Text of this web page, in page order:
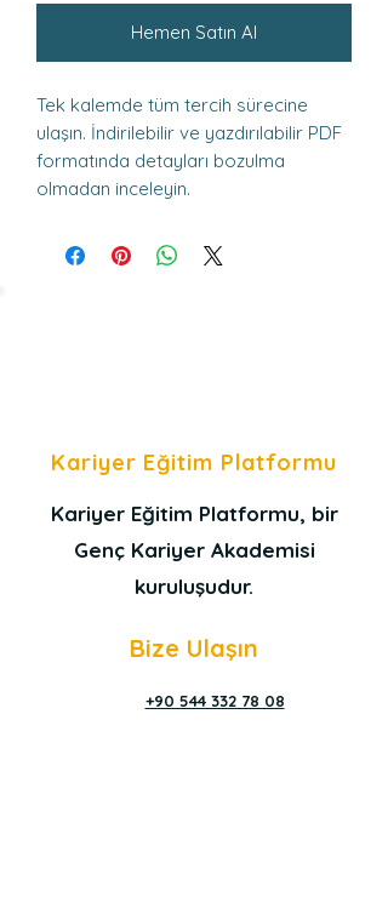
Hemen Satın Al
Tek kalemde tüm tercih sürecine
ulaşın. İndirilebilir ve yazdırılabilir PDF
formatında detayları bozulma
olmadan inceleyin.
Kariyer Eğitim Platformu
Kariyer Eğitim Platformu, bir
Genç Kariyer Akademisi
kuruluşudur.
Bize Ulaşın
+90 544 332 78 08